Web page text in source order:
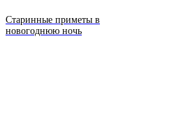
Старинные приметы в
новогоднюю ночь